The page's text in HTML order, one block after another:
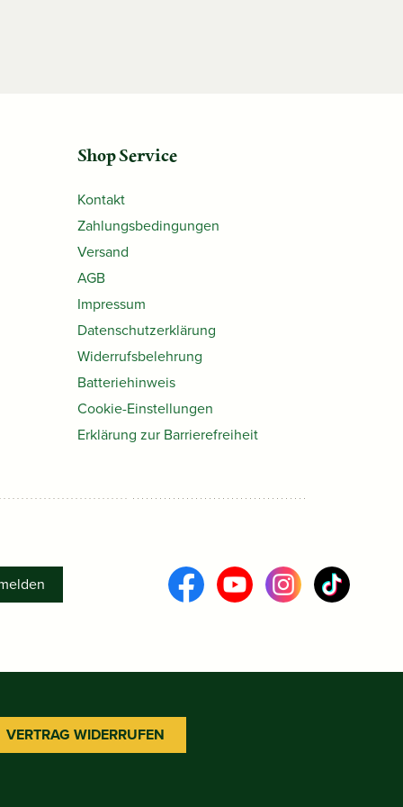
Shop Service
Kontakt
Zahlungsbedingungen
Versand
AGB
Impressum
Datenschutzerklärung
Widerrufsbelehrung
Batteriehinweis
Cookie-Einstellungen
Erklärung zur Barrierefreiheit
VERTRAG WIDERRUFEN